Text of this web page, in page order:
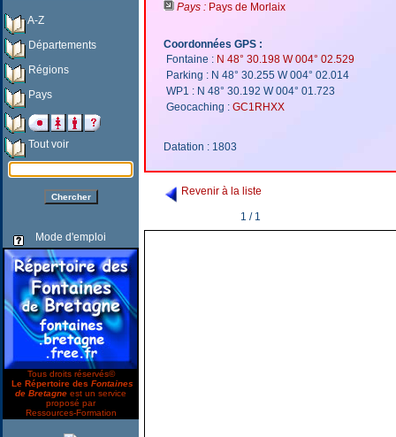
A-Z
Départements
Régions
Pays
Tout voir
Mode d'emploi
Tous droits réservés©
Le Répertoire des Fontaines
de Bretagne est un service
proposé par
Ressources-Formation
Pays : Pays de Morlaix
Coordonnées GPS :
Fontaine : N 48° 30.198 W 004° 02.529
Parking : N 48° 30.255 W 004° 02.014
WP1 : N 48° 30.192 W 004° 01.723
Geocaching : GC1RHXX
Datation : 1803
Revenir à la liste
1 / 1